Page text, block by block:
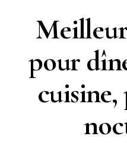
pour